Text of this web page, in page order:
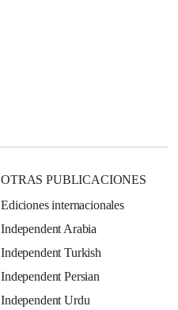
OTRAS PUBLICACIONES
Ediciones internacionales
Independent Arabia
Independent Turkish
Independent Persian
Independent Urdu